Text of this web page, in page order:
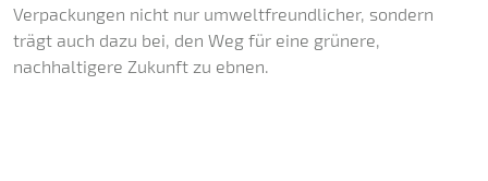
Verpackungen nicht nur umweltfreundlicher, sondern
trägt auch dazu bei, den Weg für eine grünere,
nachhaltigere Zukunft zu ebnen.